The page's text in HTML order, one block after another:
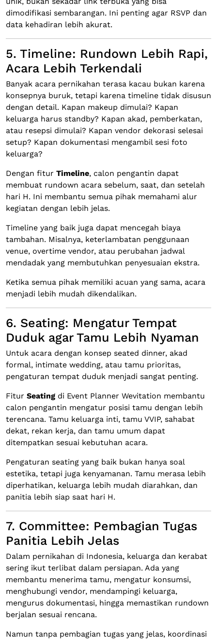
dimodifikasi sembarangan. Ini penting agar RSVP dan
data kehadiran lebih akurat.
5. Timeline: Rundown Lebih Rapi,
Acara Lebih Terkendali
Banyak acara pernikahan terasa kacau bukan karena
konsepnya buruk, tetapi karena timeline tidak disusun
dengan detail. Kapan makeup dimulai? Kapan
keluarga harus standby? Kapan akad, pemberkatan,
atau resepsi dimulai? Kapan vendor dekorasi selesai
setup? Kapan dokumentasi mengambil sesi foto
keluarga?
Dengan fitur Timeline, calon pengantin dapat
membuat rundown acara sebelum, saat, dan setelah
hari H. Ini membantu semua pihak memahami alur
kegiatan dengan lebih jelas.
Timeline yang baik juga dapat mencegah biaya
tambahan. Misalnya, keterlambatan penggunaan
venue, overtime vendor, atau perubahan jadwal
mendadak yang membutuhkan penyesuaian ekstra.
Ketika semua pihak memiliki acuan yang sama, acara
menjadi lebih mudah dikendalikan.
6. Seating: Mengatur Tempat
Duduk agar Tamu Lebih Nyaman
Untuk acara dengan konsep seated dinner, akad
formal, intimate wedding, atau tamu prioritas,
pengaturan tempat duduk menjadi sangat penting.
Fitur Seating di Event Planner Wevitation membantu
calon pengantin mengatur posisi tamu dengan lebih
terencana. Tamu keluarga inti, tamu VVIP, sahabat
dekat, rekan kerja, dan tamu umum dapat
ditempatkan sesuai kebutuhan acara.
Pengaturan seating yang baik bukan hanya soal
estetika, tetapi juga kenyamanan. Tamu merasa lebih
diperhatikan, keluarga lebih mudah diarahkan, dan
panitia lebih siap saat hari H.
7. Committee: Pembagian Tugas
Panitia Lebih Jelas
Dalam pernikahan di Indonesia, keluarga dan kerabat
sering ikut terlibat dalam persiapan. Ada yang
membantu menerima tamu, mengatur konsumsi,
menghubungi vendor, mendampingi keluarga,
mengurus dokumentasi, hingga memastikan rundown
berjalan sesuai rencana.
Namun tanpa pembagian tugas yang jelas, koordinasi